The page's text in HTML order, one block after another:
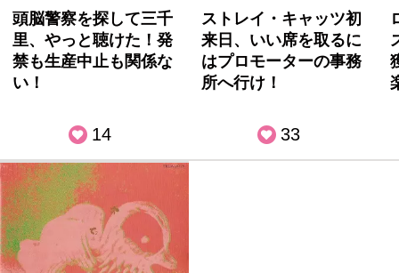
頭脳警察を探して三千
里、やっと聴けた！発
禁も生産中止も関係な
い！
14
ストレイ・キャッツ初
来日、いい席を取るに
はプロモーターの事務
所へ行け！
33